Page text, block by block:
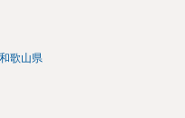
和歌山県